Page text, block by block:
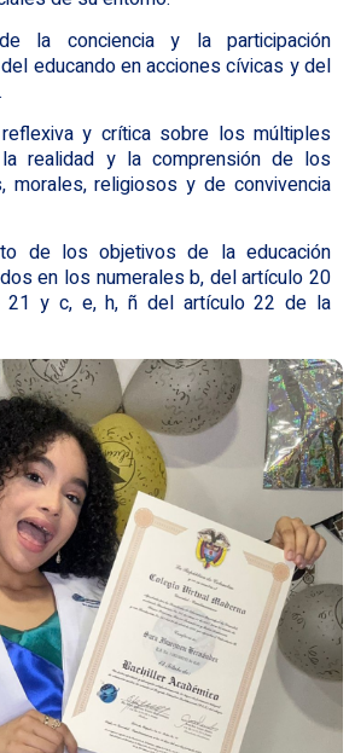
la conciencia y la participación
educando en acciones cívicas y del
y crítica sobre los múltiples
realidad y la comprensión de los
morales, religiosos y de convivencia
de los objetivos de la educación
en los numerales b, del artículo 20
21 y c, e, h, ñ del artículo 22 de la